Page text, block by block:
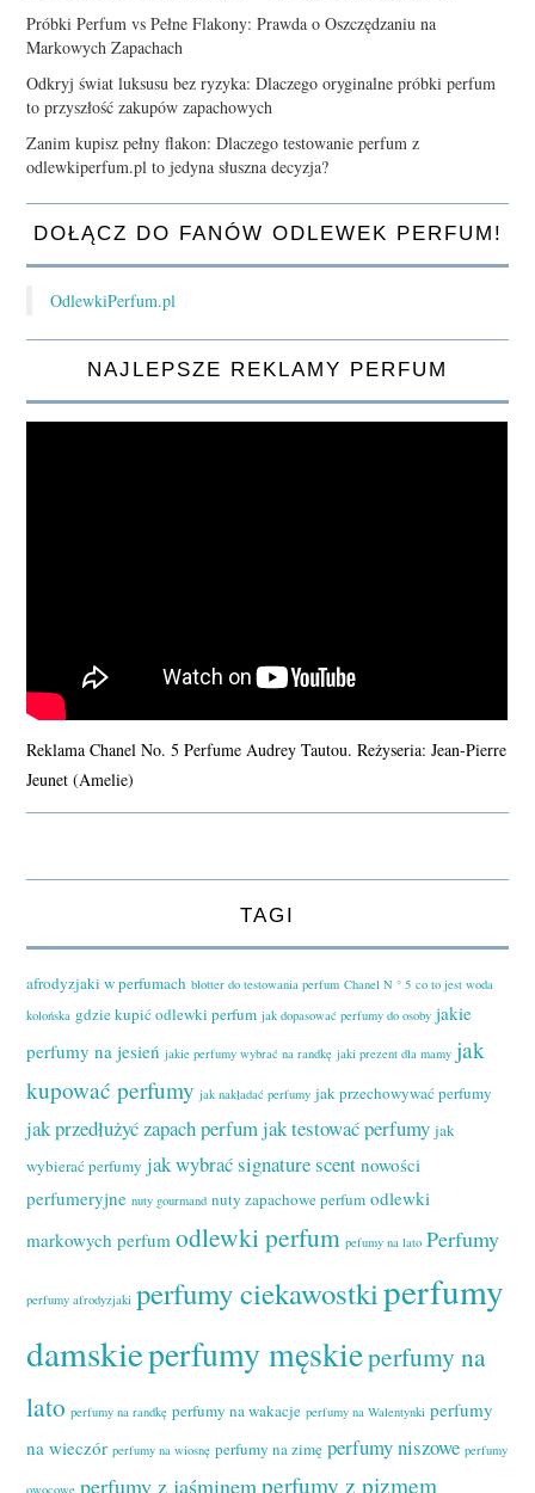
Próbki Perfum vs Pełne Flakony: Prawda o Oszczędzaniu na
Markowych Zapachach
Odkryj świat luksusu bez ryzyka: Dlaczego oryginalne próbki perfum
to przyszłość zakupów zapachowych
Zanim kupisz pełny flakon: Dlaczego testowanie perfum z
odlewkiperfum.pl to jedyna słuszna decyzja?
DOŁĄCZ DO FANÓW ODLEWEK PERFUM!
OdlewkiPerfum.pl
NAJLEPSZE REKLAMY PERFUM
Reklama Chanel No. 5 Perfume Audrey Tautou. Reżyseria: Jean-Pierre
Jeunet (Amelie)
TAGI
afrodyzjaki w perfumach blotter do testowania perfum Chanel N ° 5 co to jest woda
kolońska gdzie kupić odlewki perfum jak dopasować perfumy do osoby jakie
perfumy na jesień jakie perfumy wybrać na randkę jaki prezent dla mamy jak
kupować perfumy jak nakładać perfumy jak przechowywać perfumy
jak przedłużyć zapach perfumjak testować perfumy jak
wybierać perfumy jak wybrać signature scent nowości
perfumeryjne nuty gourmand nuty zapachowe perfum odlewki
markowych perfum odlewki perfum pefumy na lato Perfumy
perfumy afrodyzjaki perfumy ciekawostkiperfumy
damskieperfumy męskieperfumy na
lato perfumy na randkę perfumy na wakacje perfumy na Walentynki perfumy
na wieczór perfumy na wiosnę perfumy na zimę perfumy niszowe perfumy
owocowe perfumy z jaśminem perfumy z pizmem